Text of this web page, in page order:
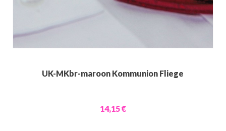
UK-MKbr-maroon Kommunion Fliege
14,15 €